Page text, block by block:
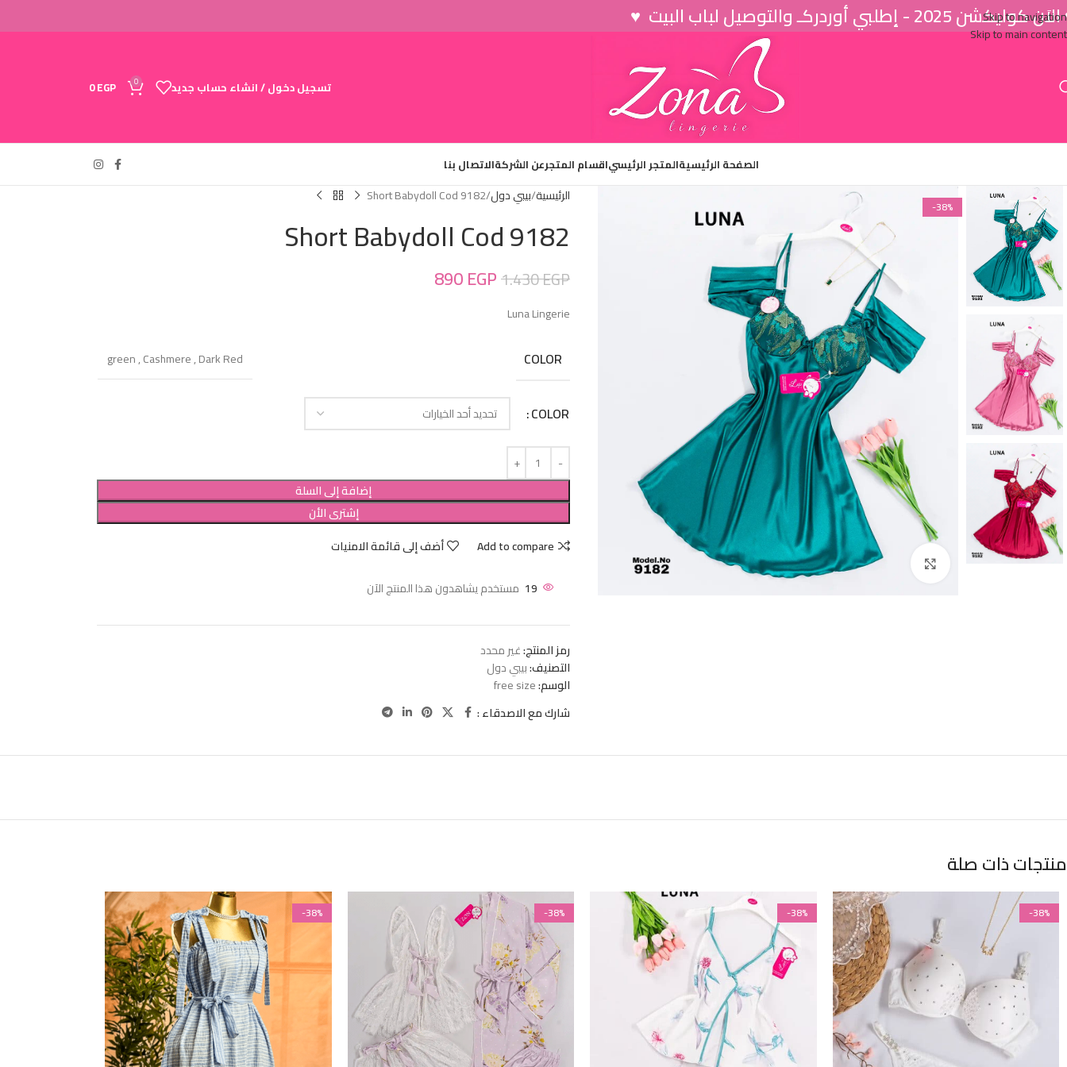
Skip to navigation
Skip to main content
2025 - إطلبي أوردركـ والتوصيل لباب البيت ♥
تسجيل دخول / انشاء حساب جديد 0
0EGP
الصفحة الرئيسيةالمتجر الرئيسياقسام المتجرعن الشركةالاتصال بنا
-38%
Click to enlarge
الرئيسية بيبي دول Short Babydoll Cod 9182
Short Babydoll Cod 9182
1.430EGP
890EGP
Luna Lingerie
COLOR
green,Cashmere,Dark Red
COLOR
إضافة إلى السلة
إشترى الأن
Add to compare
أضف إلى قائمة الامنيات
19 مستخدم يشاهدون هذا المنتج الآن
رمز المنتج:غير محدد
التصنيف:بيبي دول
الوسم:free size
شارك مع الاصدقاء :
منتجات ذات صلة
-38%
-38%
-38%
-38%